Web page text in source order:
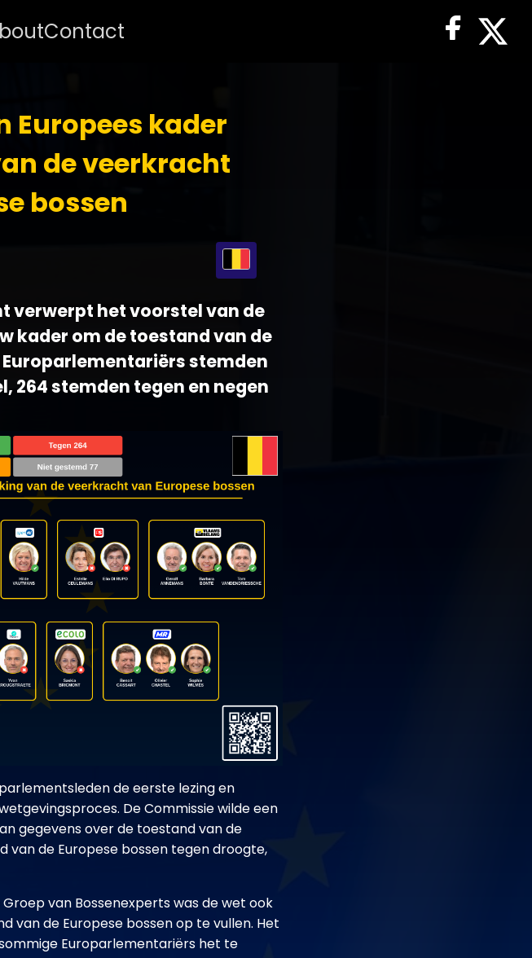
Contact
Europees kader
de veerkracht
bossen
verwerpt het voorstel van de
kader om de toestand van de
stemden
264 stemden tegen en negen
de eerste lezing en
De Commissie wilde een
gegevens over de toestand van de
van de Europese bossen tegen droogte,
van Bossenexperts was de wet ook
van de Europese bossen op te vullen. Het
Europarlementariërs het te